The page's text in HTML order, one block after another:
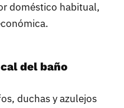
doméstico habitual,
del baño
duchas y azulejos